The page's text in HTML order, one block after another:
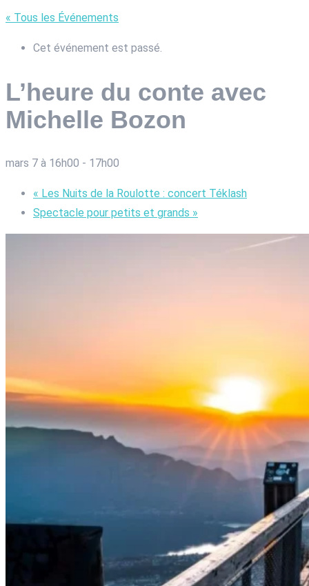
« Tous les Événements
Cet événement est passé.
L’heure du conte avec
Michelle Bozon
mars 7 à 16h00 - 17h00
« Les Nuits de la Roulotte : concert Téklash
Spectacle pour petits et grands »